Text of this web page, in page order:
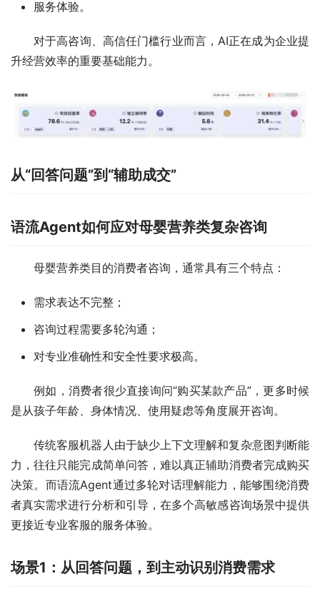
服务体验。
对于高咨询、高信任门槛行业而言，AI正在成为企业提
升经营效率的重要基础能力。
从“回答问题”到“辅助成交”
语流Agent如何应对母婴营养类复杂咨询
母婴营养类目的消费者咨询，通常具有三个特点：
需求表达不完整；
咨询过程需要多轮沟通；
对专业准确性和安全性要求极高。
例如，消费者很少直接询问“购买某款产品”，更多时候
是从孩子年龄、身体情况、使用疑虑等角度展开咨询。
传统客服机器人由于缺少上下文理解和复杂意图判断能
力，往往只能完成简单问答，难以真正辅助消费者完成购买
决策。而语流Agent通过多轮对话理解能力，能够围绕消费
者真实需求进行分析和引导，在多个高敏感咨询场景中提供
更接近专业客服的服务体验。
场景1：从回答问题，到主动识别消费需求